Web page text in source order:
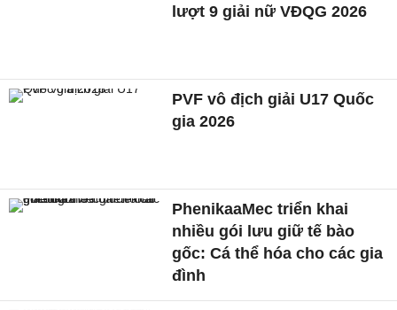
lượt 9 giải nữ VĐQG 2026
PVF vô địch giải U17 Quốc
gia 2026
PhenikaaMec triển khai
nhiều gói lưu giữ tế bào
gốc: Cá thể hóa cho các gia
đình